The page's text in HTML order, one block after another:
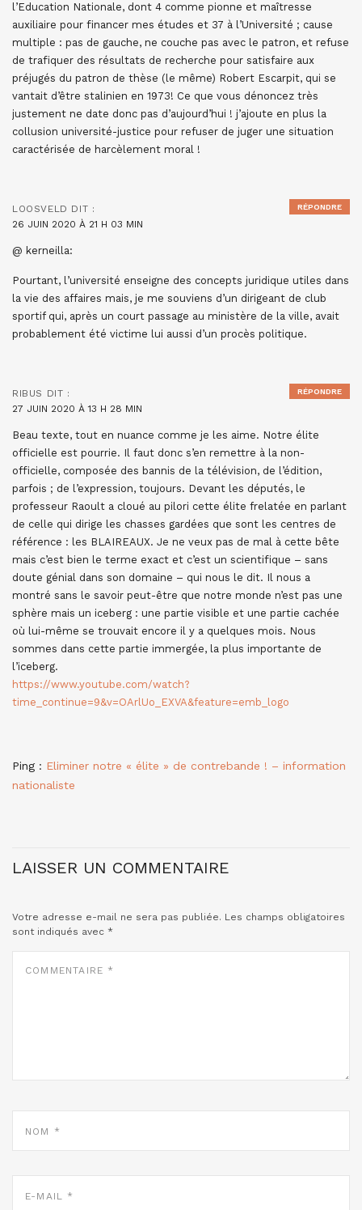
l’Education Nationale, dont 4 comme pionne et maîtresse
auxiliaire pour financer mes études et 37 à l’Université ; cause
multiple : pas de gauche, ne couche pas avec le patron, et refuse
de trafiquer des résultats de recherche pour satisfaire aux
préjugés du patron de thèse (le même) Robert Escarpit, qui se
vantait d’être stalinien en 1973! Ce que vous dénoncez très
justement ne date donc pas d’aujourd’hui ! j’ajoute en plus la
collusion université-justice pour refuser de juger une situation
caractérisée de harcèlement moral !
LOOSVELD DIT :
26 JUIN 2020 À 21 H 03 MIN
@ kerneilla:
Pourtant, l’université enseigne des concepts juridique utiles dans
la vie des affaires mais, je me souviens d’un dirigeant de club
sportif qui, après un court passage au ministère de la ville, avait
probablement été victime lui aussi d’un procès politique.
RÉPONDRE
RIBUS DIT :
27 JUIN 2020 À 13 H 28 MIN
Beau texte, tout en nuance comme je les aime. Notre élite
officielle est pourrie. Il faut donc s’en remettre à la non-
officielle, composée des bannis de la télévision, de l’édition,
parfois ; de l’expression, toujours. Devant les députés, le
professeur Raoult a cloué au pilori cette élite frelatée en parlant
de celle qui dirige les chasses gardées que sont les centres de
référence : les BLAIREAUX. Je ne veux pas de mal à cette bête
mais c’est bien le terme exact et c’est un scientifique – sans
doute génial dans son domaine – qui nous le dit. Il nous a
montré sans le savoir peut-être que notre monde n’est pas une
sphère mais un iceberg : une partie visible et une partie cachée
où lui-même se trouvait encore il y a quelques mois. Nous
sommes dans cette partie immergée, la plus importante de
l’iceberg.
https://www.youtube.com/watch?
time_continue=9&v=OArlUo_EXVA&feature=emb_logo
RÉPONDRE
Ping : Eliminer notre « élite » de contrebande ! – information
nationaliste
LAISSER UN COMMENTAIRE
Votre adresse e-mail ne sera pas publiée. Les champs obligatoires
sont indiqués avec *
MAIL